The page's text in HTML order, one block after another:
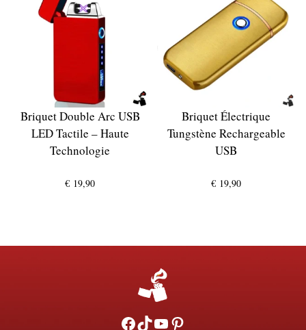
Briquet Double Arc USB
LED Tactile – Haute
Technologie
€ 19,90
Briquet Électrique
Tungstène Rechargeable
USB
€ 19,90
Facebook
TikTokYouTubePinterest